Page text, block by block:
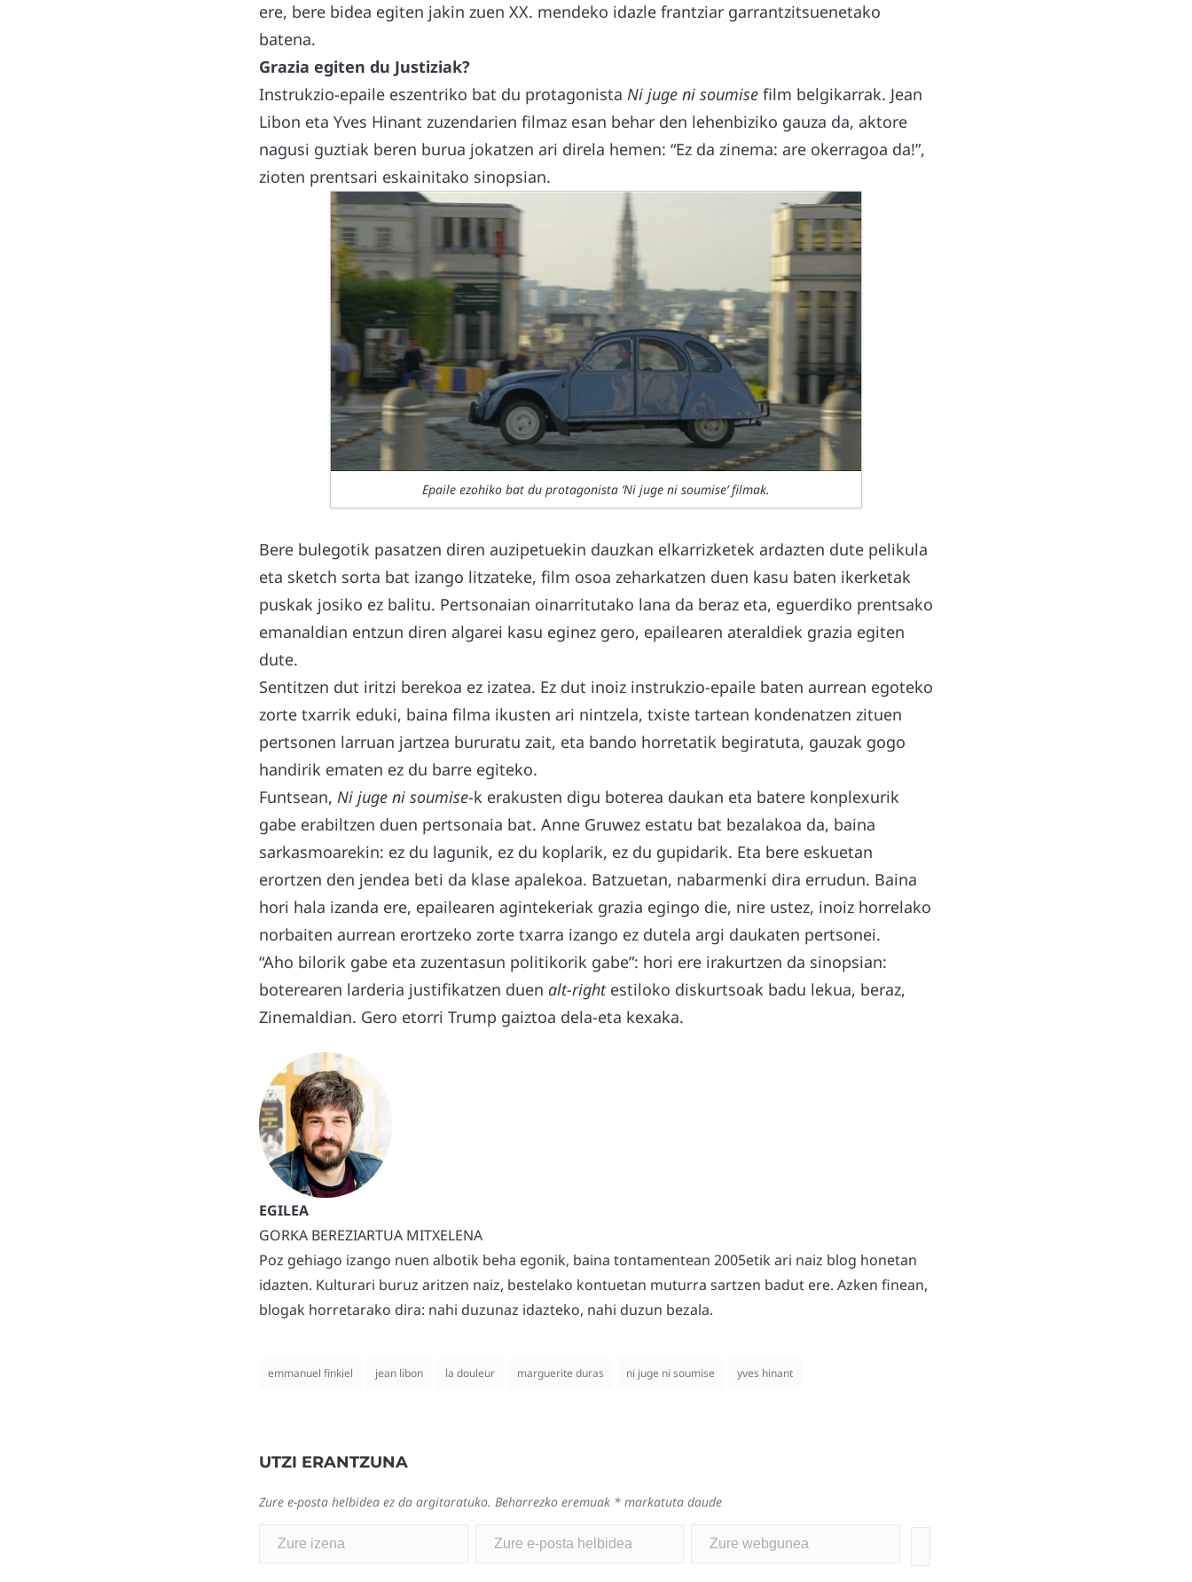
ere, bere bidea egiten jakin zuen XX. mendeko idazle frantziar garrantzitsuenetako
batena.
Grazia egiten du Justiziak?
Instrukzio-epaile eszentriko bat du protagonista Ni juge ni soumise film belgikarrak. Jean
Libon eta Yves Hinant zuzendarien filmaz esan behar den lehenbiziko gauza da, aktore
nagusi guztiak beren burua jokatzen ari direla hemen: “Ez da zinema: are okerragoa da!”,
zioten prentsari eskainitako sinopsian.
Epaile ezohiko bat du protagonista ‘Ni juge ni soumise’ filmak.
Bere bulegotik pasatzen diren auzipetuekin dauzkan elkarrizketek ardazten dute pelikula
eta sketch sorta bat izango litzateke, film osoa zeharkatzen duen kasu baten ikerketak
puskak josiko ez balitu. Pertsonaian oinarritutako lana da beraz eta, eguerdiko prentsako
emanaldian entzun diren algarei kasu eginez gero, epailearen ateraldiek grazia egiten
dute.
Sentitzen dut iritzi berekoa ez izatea. Ez dut inoiz instrukzio-epaile baten aurrean egoteko
zorte txarrik eduki, baina filma ikusten ari nintzela, txiste tartean kondenatzen zituen
pertsonen larruan jartzea bururatu zait, eta bando horretatik begiratuta, gauzak gogo
handirik ematen ez du barre egiteko.
Funtsean, Ni juge ni soumise-k erakusten digu boterea daukan eta batere konplexurik
gabe erabiltzen duen pertsonaia bat. Anne Gruwez estatu bat bezalakoa da, baina
sarkasmoarekin: ez du lagunik, ez du koplarik, ez du gupidarik. Eta bere eskuetan
erortzen den jendea beti da klase apalekoa. Batzuetan, nabarmenki dira errudun. Baina
hori hala izanda ere, epailearen agintekeriak grazia egingo die, nire ustez, inoiz horrelako
norbaiten aurrean erortzeko zorte txarra izango ez dutela argi daukaten pertsonei.
“Aho bilorik gabe eta zuzentasun politikorik gabe”: hori ere irakurtzen da sinopsian:
boterearen larderia justifikatzen duen alt-rightestiloko diskurtsoak badu lekua, beraz,
Zinemaldian. Gero etorri Trump gaiztoa dela-eta kexaka.
GORKA BEREZIARTUA MITXELENA
Poz gehiago izango nuen albotik beha egonik, baina tontamentean 2005etik ari naiz blog honetan
idazten. Kulturari buruz aritzen naiz, bestelako kontuetan muturra sartzen badut ere. Azken finean,
blogak horretarako dira: nahi duzunaz idazteko, nahi duzun bezala.
emmanuel finkiel jean libon la douleur marguerite duras ni juge ni soumise yves hinant
UTZI ERANTZUNA
Zure e-posta helbidea ez da argitaratuko. Beharrezko eremuak * markatuta daude